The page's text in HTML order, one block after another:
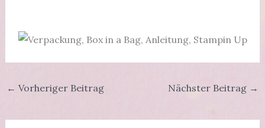
← Vorheriger Beitrag Nächster Beitrag →